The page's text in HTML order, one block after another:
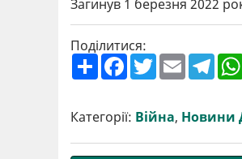
Загинув 1 березня 2022
Поділитися:
П
о
р
и
F
a
b
o
T
w
t
e
E
m
l
T
e
g
r
Категорії: Війна, Новини